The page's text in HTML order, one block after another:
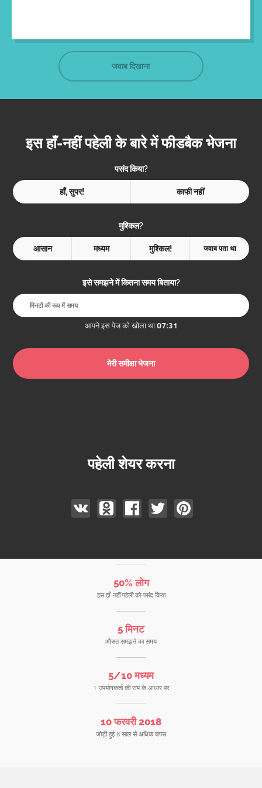
जवाब दिखाना
इस हाँ-नहीं पहेली के बारे में फीडबैक भेजना
पसंद किया?
हाँ, सुपर! काफी नहीं
मुश्किल?
आसान मध्यम मुश्किल! जवाब पता था
इसे समझने में कितना समय बिताया?
आपने इस पेज को खोला था07:31
पहेली शेयर करना
50% लोग
इस हाँ-नहीं पहेली को पसंद किया
5 मिनट
औसत समझने का समय
5/10 मध्यम
1 उपयोगकर्ता की राय के आधार पर
10 फरवरी 2018
जोड़ी हुई 8 साल से अधिक वापस